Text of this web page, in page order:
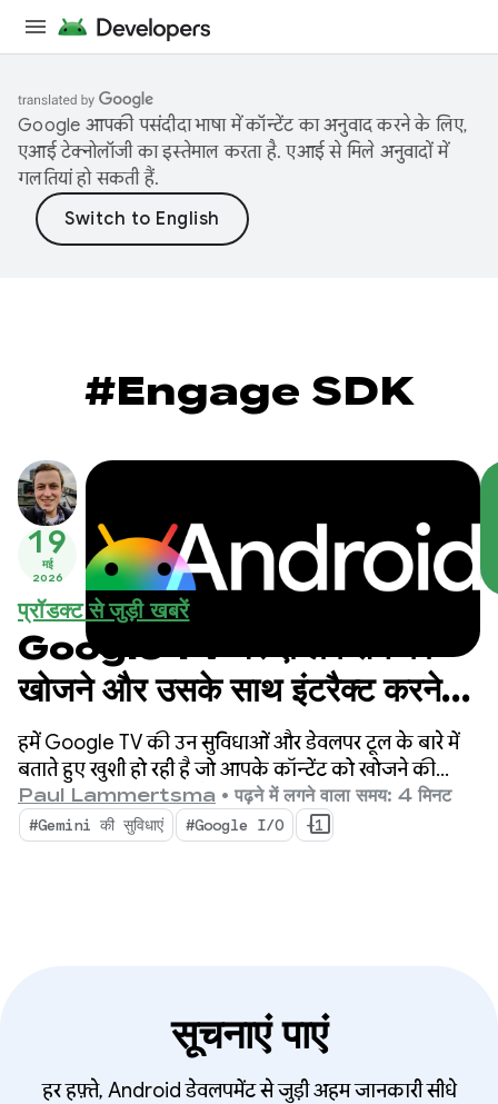
Google आपकी पसंदीदा भाषा में कॉन्टेंट का अनुवाद करने के लिए,
एआई टेक्नोलॉजी का इस्तेमाल करता है. एआई से मिले अनुवादों में
गलतियां हो सकती हैं.
#Engage SDK
19
मई
2026
प्रॉडक्ट से जुड़ी खबरें
Google TV पर ऐप्लिकेशन को
खोजने और उसके साथ इंटरैक्ट करने
की सुविधा को बेहतर बनाना
हमें Google TV की उन सुविधाओं और डेवलपर टूल के बारे में
बताते हुए खुशी हो रही है जो आपके कॉन्टेंट को खोजने की
सुविधा को बेहतर बनाने और आपके ऐप्लिकेशन को टीवी के लिए
आने वाले समय के अनुभवों के लिए तैयार करने में मदद करते हैं.
Paul Lammertsma • पढ़ने में लगने वाला समय: 4 मिनट
#Gemini की सुविधाएं #Google I/O +1
सूचनाएं पाएं
हर हफ़्ते, Android डेवलपमेंट से जुड़ी अहम जानकारी सीधे